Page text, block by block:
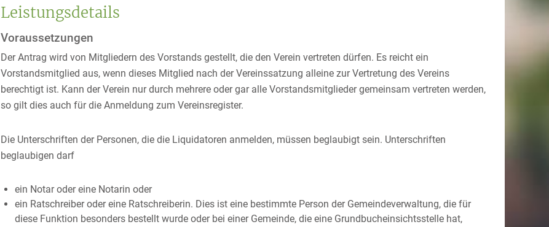
Leistungsdetails
Voraussetzungen
Der Antrag wird von Mitgliedern des Vorstands gestellt, die den Verein vertreten dürfen. Es reicht ein
Vorstandsmitglied aus, wenn dieses Mitglied nach der Vereinssatzung alleine zur Vertretung des Vereins
berechtigt ist. Kann der Verein nur durch mehrere oder gar alle Vorstandsmitglieder gemeinsam vertreten werden,
so gilt dies auch für die Anmeldung zum Vereinsregister.
Die Unterschriften der Personen, die die Liquidatoren anmelden, müssen beglaubigt sein. Unterschriften
beglaubigen darf
ein Notar oder eine Notarin oder
ein Ratschreiber oder eine Ratschreiberin. Dies ist eine bestimmte Person der Gemeindeverwaltung, die für
diese Funktion besonders bestellt wurde oder bei einer Gemeinde, die eine Grundbucheinsichtsstelle hat,